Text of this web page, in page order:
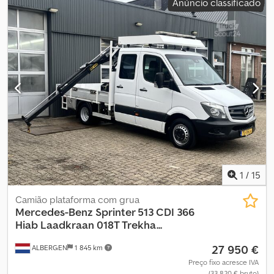
m³, comprimento do espaço de carga:2 800 mm, largura do
espaço de carga:
, altura do espaço de carga:400 mm ,
Ano de fabrico:2006 , Equipamento: ABS, EBS (Sistema de
Travagem Electrónico), acoplamento de reboque, ar
condicionado, bloqueio do diferencial, computador de bordo,
controlo de tração, direção assistida, fecho centralizado, =
Opções e acessórios adicionais = - Rádio - Sistema imobilizador
integrado = Mais informações = Cabina: duplo GVW: 3.500 kg
Preço de venda: € 4.444, US$ 5.158 IVA/margem: IVA elegível Dcsdjxt
Ufrspfx Aicok
Anúncio classificado
1 / 15
ALBERGEN 1 845 km
Camião plataforma com grua
Mercedes-Benz Sprinter 513 CDI 366
Hiab Laadkraan 018T Trekha...
27 950 €
Preço fixo acresce IVA